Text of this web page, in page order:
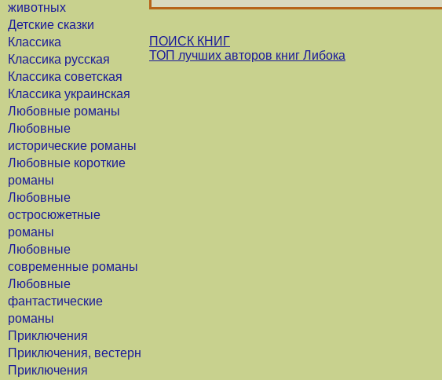
животных
Детские сказки
Классика
Классика русская
Классика советская
Классика украинская
Любовные романы
Любовные
исторические романы
Любовные короткие
романы
Любовные
остросюжетные
романы
Любовные
современные романы
Любовные
фантастические
романы
Приключения
Приключения, вестерн
Приключения
ПОИСК КНИГ
ТОП лучших авторов книг Либока